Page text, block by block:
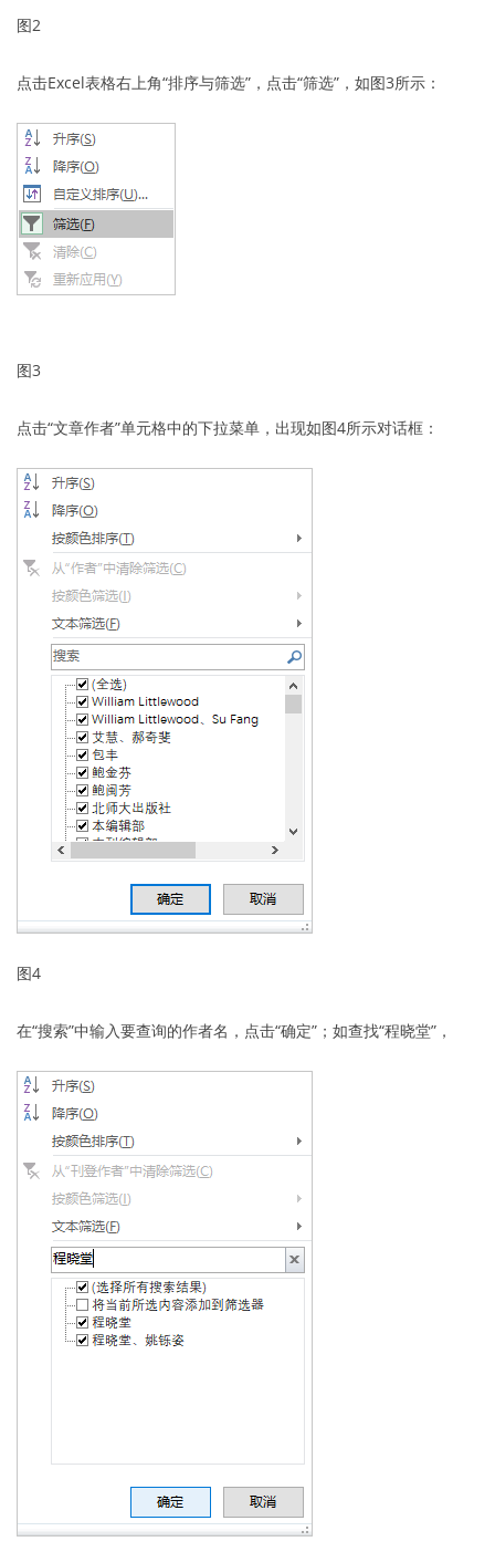
图2
点击Excel表格右上角“排序与筛选”，点击“筛选”，如图3所示：
图3
点击“文章作者”单元格中的下拉菜单，出现如图4所示对话框：
图4
在“搜索”中输入要查询的作者名，点击“确定”；如查找“程晓堂”，